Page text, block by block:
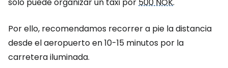
Por ello, recomendamos recorrer a pie la distancia
desde el aeropuerto en 10-15 minutos por la
carretera iluminada.